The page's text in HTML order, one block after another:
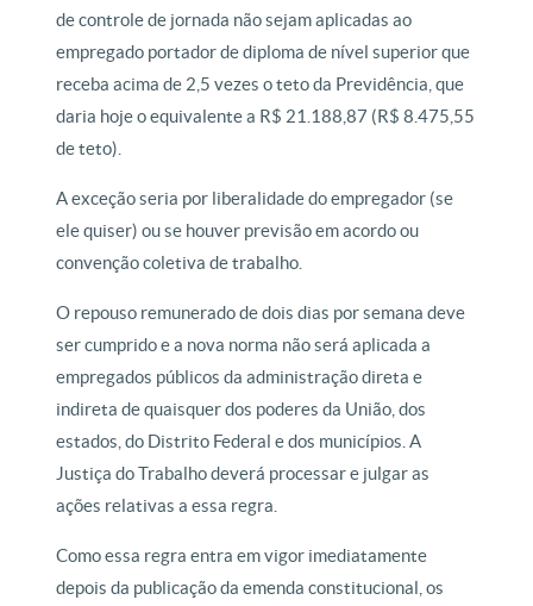
de controle de jornada não sejam aplicadas ao
empregado portador de diploma de nível superior que
receba acima de 2,5 vezes o teto da Previdência, que
daria hoje o equivalente a R$ 21.188,87 (R$ 8.475,55
de teto).
A exceção seria por liberalidade do empregador (se
ele quiser) ou se houver previsão em acordo ou
convenção coletiva de trabalho.
O repouso remunerado de dois dias por semana deve
ser cumprido e a nova norma não será aplicada a
empregados públicos da administração direta e
indireta de quaisquer dos poderes da União, dos
estados, do Distrito Federal e dos municípios. A
Justiça do Trabalho deverá processar e julgar as
ações relativas a essa regra.
Como essa regra entra em vigor imediatamente
depois da publicação da emenda constitucional, os